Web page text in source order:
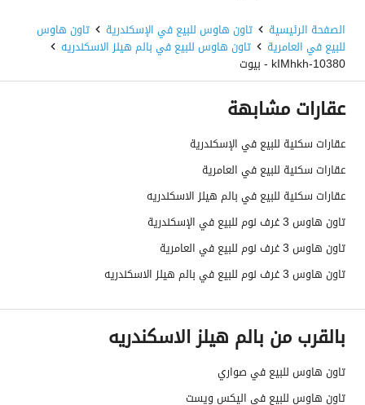
الصفحة الرئيسية تاون هاوس للبيع في الإسكندرية تاون هاوس
للبيع في العامرية تاون هاوس للبيع في بالم هيلز الاسكندريه
10380-kIMhkh - بيوت
عقارات مشابهة
عقارات سكنية للبيع في الإسكندرية
عقارات سكنية للبيع في العامرية
عقارات سكنية للبيع في بالم هيلز الاسكندريه
تاون هاوس 3 غرف نوم للبيع في الإسكندرية
تاون هاوس 3 غرف نوم للبيع في العامرية
تاون هاوس 3 غرف نوم للبيع في بالم هيلز الاسكندريه
بالقرب من بالم هيلز الاسكندريه
تاون هاوس للبيع في صواري
تاون هاوس للبيع في اليكس ويست